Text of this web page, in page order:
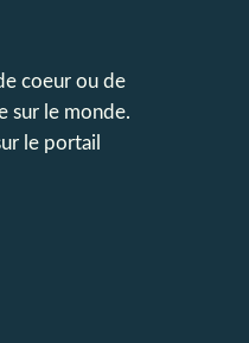
coeur ou de
sur le monde.
le portail